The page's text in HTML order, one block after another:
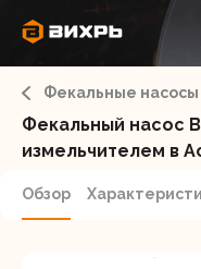
О бренде
Блог
Фекальные насосы
Фекальный насос
измельчителем в
Обзор
ВАШ ЗАКАЗ
Корзина